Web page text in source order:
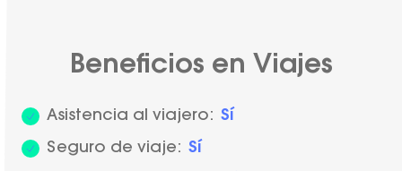
Beneficios en Viajes
Asistencia al viajero: Sí
Seguro de viaje: Sí